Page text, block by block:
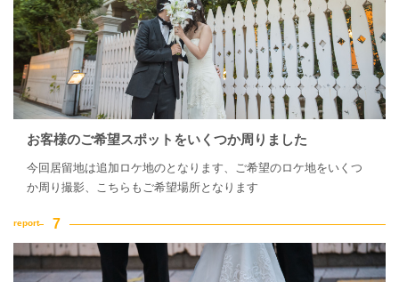
お客様のご希望スポットをいくつか周りました
今回居留地は追加ロケ地のとなります、ご希望のロケ地をいくつ
か周り撮影、こちらもご希望場所となります